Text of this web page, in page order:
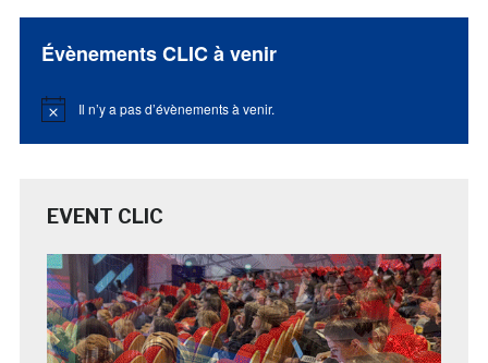
Évènements CLIC à venir
Notice Il n’y a pas d’évènements à venir.
EVENT CLIC